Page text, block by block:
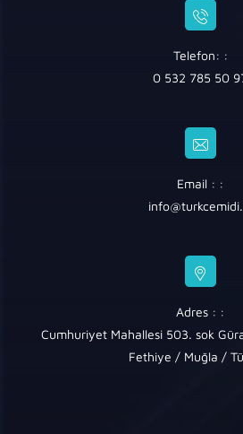
Telefon: :
0 532 785 50
Email : :
Adres : :
Cumhuriyet Mahallesi 503. sok
Fethiye / Muğla /